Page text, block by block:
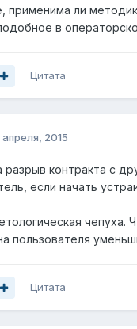
применима ли
в
Цитата
апреля, 2015
разрыв контракта с
если начать
чепуха.
пользователя
Цитата